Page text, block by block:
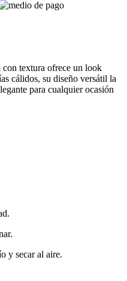
con textura ofrece un look
cálidos, su diseño versátil la
para cualquier ocasión
y secar al aire.